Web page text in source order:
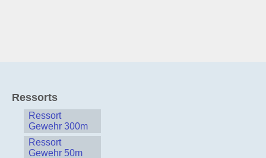
Ressorts
Ressort
Gewehr 300m
Ressort
Gewehr 50m